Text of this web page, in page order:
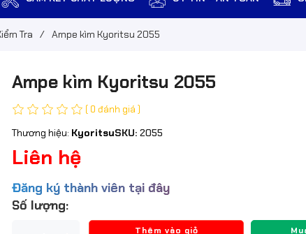
Tra / Ampe kìm Kyoritsu 2055
Ampe kìm Kyoritsu 2055
( 0 đánh giá )
Thương hiệu: KyoritsuSKU:2055
Liên hệ
Đăng ký thành viên tại đây
Số lượng:
Thêm vào giỏ